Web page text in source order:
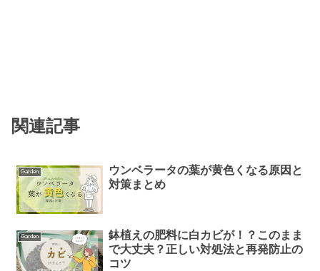
関連記事
Garden
ウンベラータの葉が黄色くなる原因と
対策まとめ
Garden
鉢植えの肥料に白カビが！？このまま
で大丈夫？正しい対処法と再発防止の
コツ